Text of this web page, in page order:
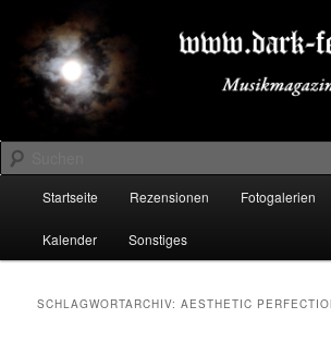
primären
Inhalt
springen
sekundären
Inhalt
springenDARK-FESTIVALS.DE
Suchen
Startseite Rezensionen Fotogalerien
Kalender Sonstiges
SCHLAGWORTARCHIV:AESTHETIC